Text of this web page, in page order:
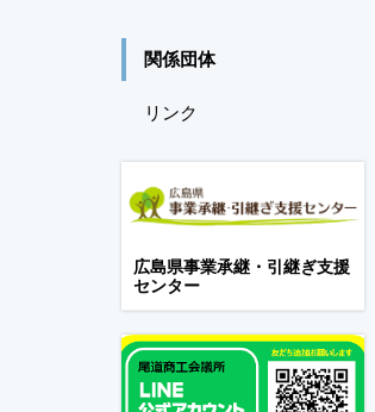
関係団体
リンク
広島県事業承継・引継ぎ支援
センター